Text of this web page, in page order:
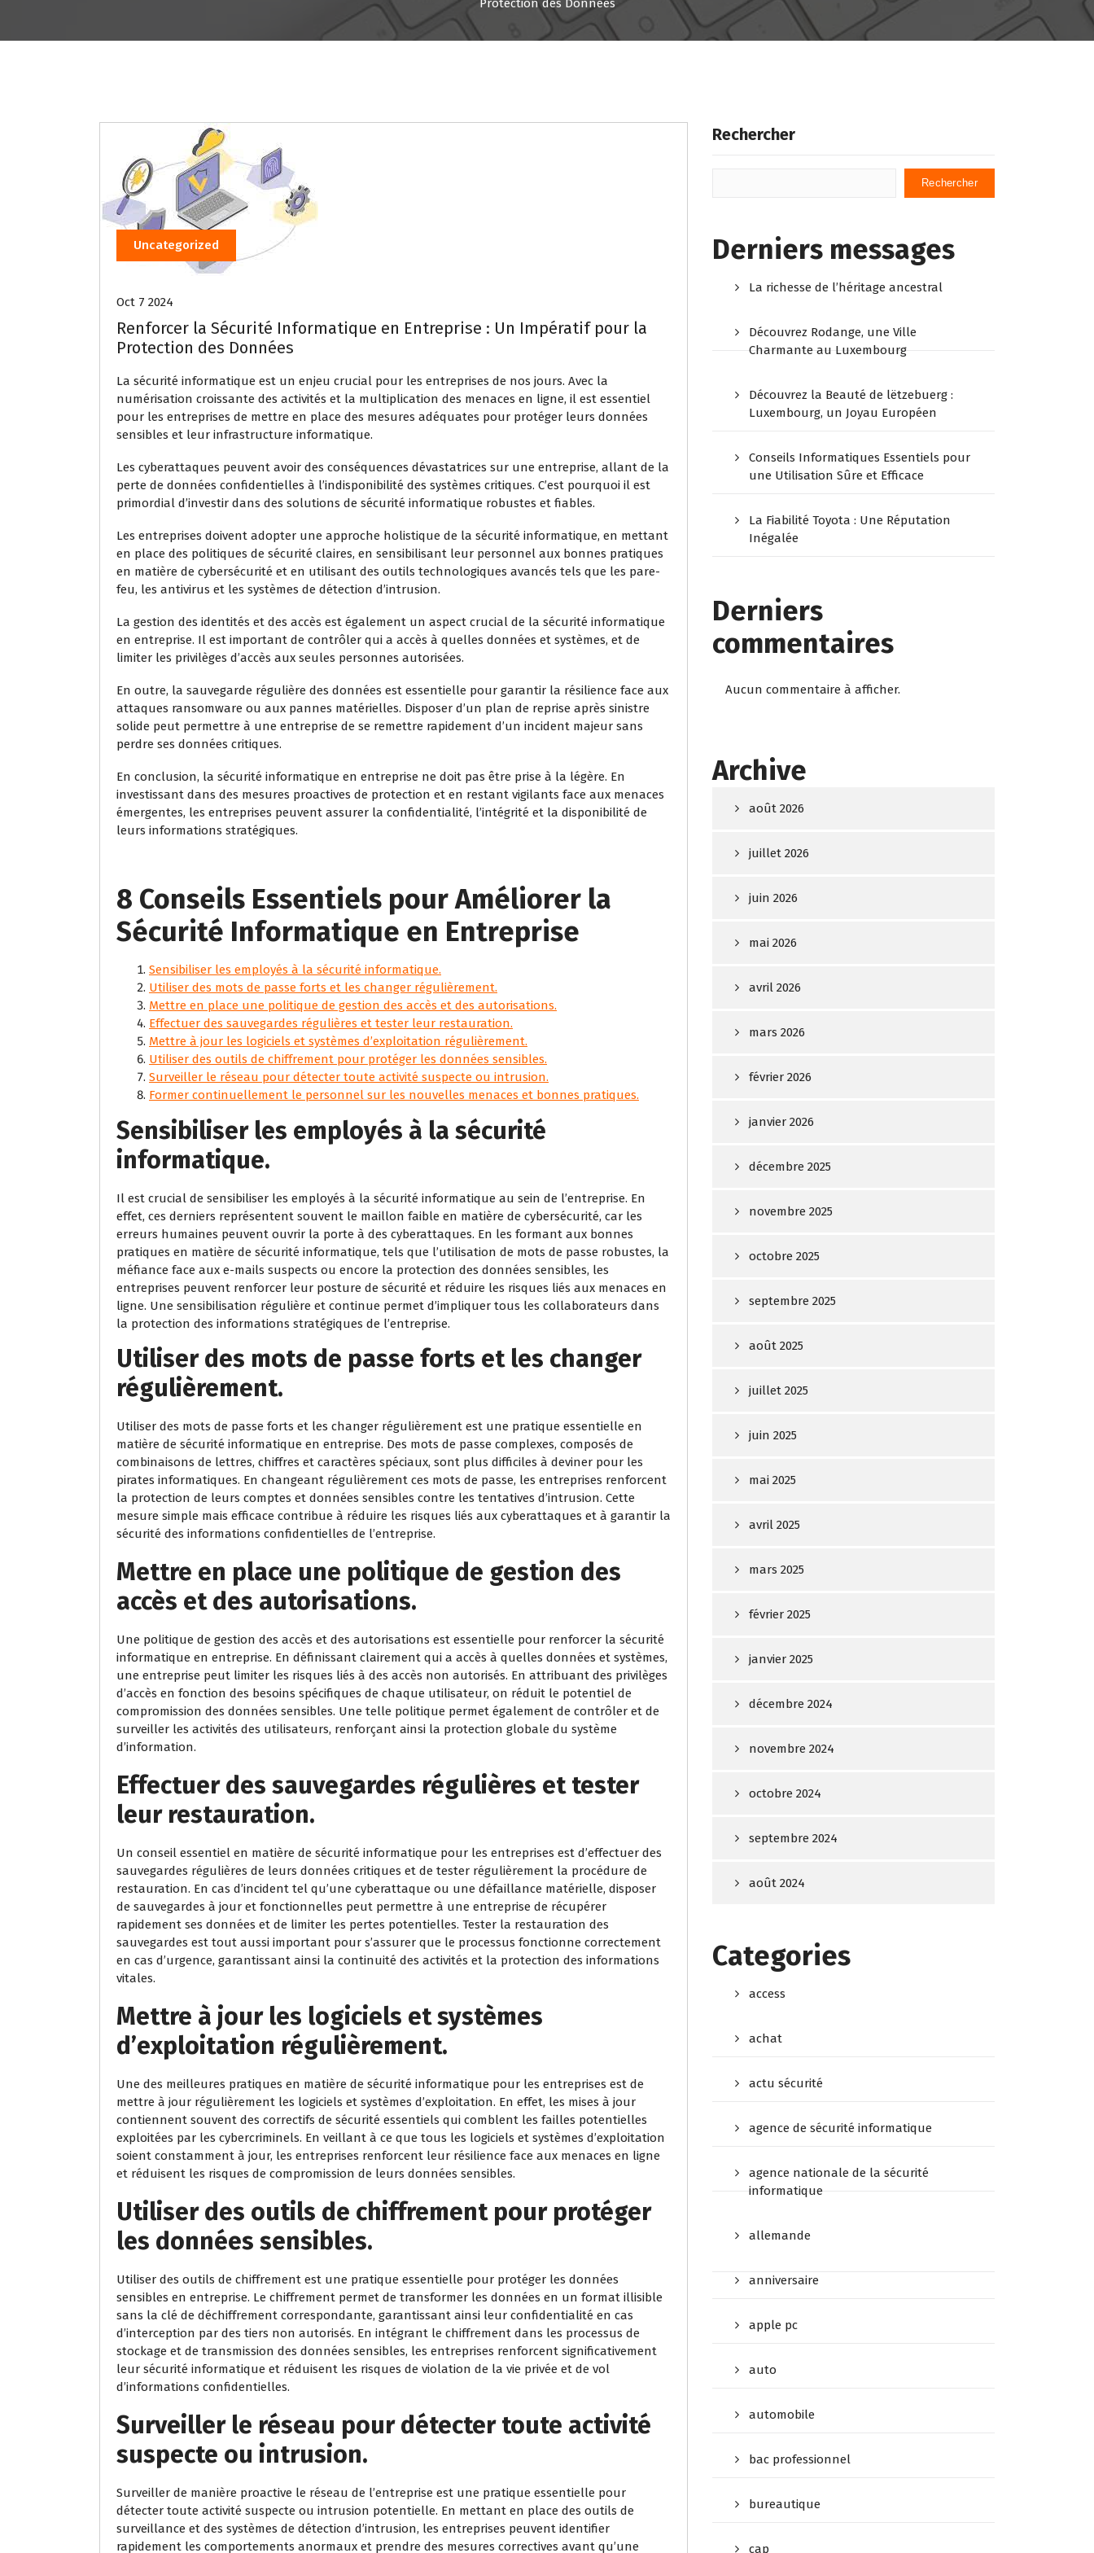
Protection des Données
Uncategorized
Oct 7 2024
Renforcer la Sécurité Informatique en Entreprise : Un Impératif pour la
Protection des Données
La sécurité informatique est un enjeu crucial pour les entreprises de nos jours. Avec la
numérisation croissante des activités et la multiplication des menaces en ligne, il est essentiel
pour les entreprises de mettre en place des mesures adéquates pour protéger leurs données
sensibles et leur infrastructure informatique.
Les cyberattaques peuvent avoir des conséquences dévastatrices sur une entreprise, allant de la
perte de données confidentielles à l’indisponibilité des systèmes critiques. C’est pourquoi il est
primordial d’investir dans des solutions de sécurité informatique robustes et fiables.
Les entreprises doivent adopter une approche holistique de la sécurité informatique, en mettant
en place des politiques de sécurité claires, en sensibilisant leur personnel aux bonnes pratiques
en matière de cybersécurité et en utilisant des outils technologiques avancés tels que les pare-
feu, les antivirus et les systèmes de détection d’intrusion.
La gestion des identités et des accès est également un aspect crucial de la sécurité informatique
en entreprise. Il est important de contrôler qui a accès à quelles données et systèmes, et de
limiter les privilèges d’accès aux seules personnes autorisées.
En outre, la sauvegarde régulière des données est essentielle pour garantir la résilience face aux
attaques ransomware ou aux pannes matérielles. Disposer d’un plan de reprise après sinistre
solide peut permettre à une entreprise de se remettre rapidement d’un incident majeur sans
perdre ses données critiques.
En conclusion, la sécurité informatique en entreprise ne doit pas être prise à la légère. En
investissant dans des mesures proactives de protection et en restant vigilants face aux menaces
émergentes, les entreprises peuvent assurer la confidentialité, l’intégrité et la disponibilité de
leurs informations stratégiques.
8 Conseils Essentiels pour Améliorer la
Sécurité Informatique en Entreprise
Sensibiliser les employés à la sécurité informatique.
Utiliser des mots de passe forts et les changer régulièrement.
Mettre en place une politique de gestion des accès et des autorisations.
Effectuer des sauvegardes régulières et tester leur restauration.
Mettre à jour les logiciels et systèmes d’exploitation régulièrement.
Utiliser des outils de chiffrement pour protéger les données sensibles.
Surveiller le réseau pour détecter toute activité suspecte ou intrusion.
Former continuellement le personnel sur les nouvelles menaces et bonnes pratiques.
Sensibiliser les employés à la sécurité
informatique.
Il est crucial de sensibiliser les employés à la sécurité informatique au sein de l’entreprise. En
effet, ces derniers représentent souvent le maillon faible en matière de cybersécurité, car les
erreurs humaines peuvent ouvrir la porte à des cyberattaques. En les formant aux bonnes
pratiques en matière de sécurité informatique, tels que l’utilisation de mots de passe robustes, la
méfiance face aux e-mails suspects ou encore la protection des données sensibles, les
entreprises peuvent renforcer leur posture de sécurité et réduire les risques liés aux menaces en
ligne. Une sensibilisation régulière et continue permet d’impliquer tous les collaborateurs dans
la protection des informations stratégiques de l’entreprise.
Utiliser des mots de passe forts et les changer
régulièrement.
Utiliser des mots de passe forts et les changer régulièrement est une pratique essentielle en
matière de sécurité informatique en entreprise. Des mots de passe complexes, composés de
combinaisons de lettres, chiffres et caractères spéciaux, sont plus difficiles à deviner pour les
pirates informatiques. En changeant régulièrement ces mots de passe, les entreprises renforcent
la protection de leurs comptes et données sensibles contre les tentatives d’intrusion. Cette
mesure simple mais efficace contribue à réduire les risques liés aux cyberattaques et à garantir la
sécurité des informations confidentielles de l’entreprise.
Mettre en place une politique de gestion des
accès et des autorisations.
Une politique de gestion des accès et des autorisations est essentielle pour renforcer la sécurité
informatique en entreprise. En définissant clairement qui a accès à quelles données et systèmes,
une entreprise peut limiter les risques liés à des accès non autorisés. En attribuant des privilèges
d’accès en fonction des besoins spécifiques de chaque utilisateur, on réduit le potentiel de
compromission des données sensibles. Une telle politique permet également de contrôler et de
surveiller les activités des utilisateurs, renforçant ainsi la protection globale du système
d’information.
Effectuer des sauvegardes régulières et tester
leur restauration.
Un conseil essentiel en matière de sécurité informatique pour les entreprises est d’effectuer des
sauvegardes régulières de leurs données critiques et de tester régulièrement la procédure de
restauration. En cas d’incident tel qu’une cyberattaque ou une défaillance matérielle, disposer
de sauvegardes à jour et fonctionnelles peut permettre à une entreprise de récupérer
rapidement ses données et de limiter les pertes potentielles. Tester la restauration des
sauvegardes est tout aussi important pour s’assurer que le processus fonctionne correctement
en cas d’urgence, garantissant ainsi la continuité des activités et la protection des informations
vitales.
Mettre à jour les logiciels et systèmes
d’exploitation régulièrement.
Une des meilleures pratiques en matière de sécurité informatique pour les entreprises est de
mettre à jour régulièrement les logiciels et systèmes d’exploitation. En effet, les mises à jour
contiennent souvent des correctifs de sécurité essentiels qui comblent les failles potentielles
exploitées par les cybercriminels. En veillant à ce que tous les logiciels et systèmes d’exploitation
soient constamment à jour, les entreprises renforcent leur résilience face aux menaces en ligne
et réduisent les risques de compromission de leurs données sensibles.
Utiliser des outils de chiffrement pour protéger
les données sensibles.
Utiliser des outils de chiffrement est une pratique essentielle pour protéger les données
sensibles en entreprise. Le chiffrement permet de transformer les données en un format illisible
sans la clé de déchiffrement correspondante, garantissant ainsi leur confidentialité en cas
d’interception par des tiers non autorisés. En intégrant le chiffrement dans les processus de
stockage et de transmission des données sensibles, les entreprises renforcent significativement
leur sécurité informatique et réduisent les risques de violation de la vie privée et de vol
d’informations confidentielles.
Surveiller le réseau pour détecter toute activité
suspecte ou intrusion.
Surveiller de manière proactive le réseau de l’entreprise est une pratique essentielle pour
détecter toute activité suspecte ou intrusion potentielle. En mettant en place des outils de
surveillance et des systèmes de détection d’intrusion, les entreprises peuvent identifier
rapidement les comportements anormaux et prendre des mesures correctives avant qu’une
Rechercher
Rechercher
Derniers messages
La richesse de l’héritage ancestral
Découvrez Rodange, une Ville
Charmante au Luxembourg
Découvrez la Beauté de lëtzebuerg :
Luxembourg, un Joyau Européen
Conseils Informatiques Essentiels pour
une Utilisation Sûre et Efficace
La Fiabilité Toyota : Une Réputation
Inégalée
Derniers
commentaires
Aucun commentaire à afficher.
Archive
août 2026
juillet 2026
juin 2026
mai 2026
avril 2026
mars 2026
février 2026
janvier 2026
décembre 2025
novembre 2025
octobre 2025
septembre 2025
août 2025
juillet 2025
juin 2025
mai 2025
avril 2025
mars 2025
février 2025
janvier 2025
décembre 2024
novembre 2024
octobre 2024
septembre 2024
août 2024
Categories
access
achat
actu sécurité
agence de sécurité informatique
agence nationale de la sécurité
informatique
allemande
anniversaire
apple pc
auto
automobile
bac professionnel
bureautique
cap